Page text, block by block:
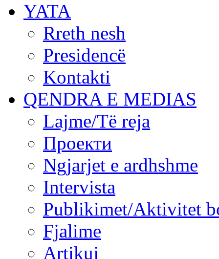
YATA
Rreth nesh
Presidencë
Kontakti
QENDRA E MEDIAS
Lajme/Të reja
Проекти
Ngjarjet e ardhshme
Intervista
Publikimet/Aktivitet
Fjalime
Artikuj